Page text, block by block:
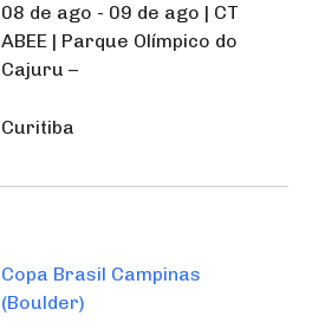
08 de ago - 09 de ago | CT
ABEE | Parque Olímpico do
Cajuru –
Curitiba
Copa Brasil Campinas
(Boulder)